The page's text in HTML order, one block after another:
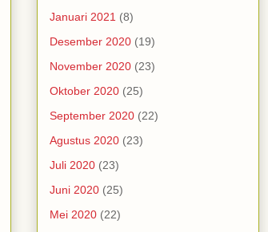
Januari 2021 (8)
Desember 2020 (19)
November 2020 (23)
Oktober 2020 (25)
September 2020 (22)
Agustus 2020 (23)
Juli 2020 (23)
Juni 2020 (25)
Mei 2020 (22)